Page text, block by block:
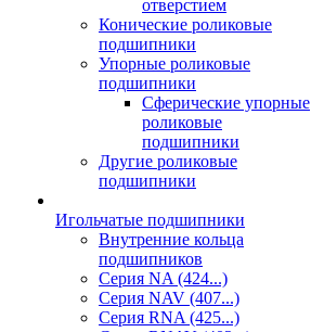
отверстием
Конические роликовые
подшипники
Упорные роликовые
подшипники
Сферические упорные
роликовые
подшипники
Другие роликовые
подшипники
Игольчатые подшипники
Внутренние кольца
подшипников
Серия NA (424...)
Серия NAV (407...)
Серия RNA (425...)